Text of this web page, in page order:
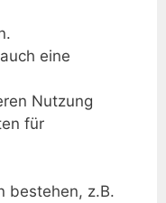
eine
Nutzung
für
bestehen, z.B.